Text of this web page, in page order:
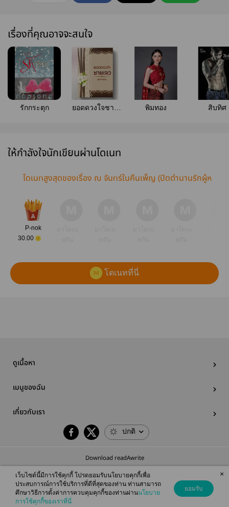
เรื่องที่คุณอาจจะสนใจ
รักกระตุก
ยอดดวงใจชาย
พิมทอง สิบทิศ
ให้กำลังใจนักเขียนผ่านโดเนท
โดเนทสูงสุดของเรื่อง ณ จันทร์ในคืนเพ็ญ (ปิดตำนานรักผู้ห
P-nok
30.00
โดเนทที่นี่
ดูเนื้อหา
เมนูของฉัน
เกี่ยวกับเรา
ปกติ
Download readAwrite
© 2026 readAwrite.com by MEB Corporation Public Company Limited
This site is protected by reCAPTCHA and the Google
เว็บไซต์นี้มีการใช้คุกกี้ โปรดยอมรับนโยบายคุกกี้เพื่อ
ประสบการณ์การใช้บริการที่ดีที่สุดของท่าน ท่านสามารถ
ศึกษาวิธีการตั้งค่าการควบคุมคุกกี้ของท่านผ่านนโยบาย
การใช้คุกกี้ของเราที่นี่
ยอมรับ
×